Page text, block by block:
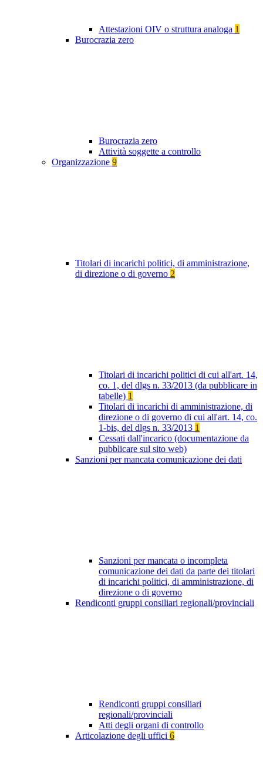
Attestazioni OIV o struttura analoga 1
Burocrazia zero
Burocrazia zero
Attività soggette a controllo
Organizzazione 9
Titolari di incarichi politici, di amministrazione,
di direzione o di governo 2
Titolari di incarichi politici di cui all'art. 14,
co. 1, del dlgs n. 33/2013 (da pubblicare in
tabelle) 1
Titolari di incarichi di amministrazione, di
direzione o di governo di cui all'art. 14, co.
1-bis, del dlgs n. 33/2013 1
Cessati dall'incarico (documentazione da
pubblicare sul sito web)
Sanzioni per mancata comunicazione dei dati
Sanzioni per mancata o incompleta
comunicazione dei dati da parte dei titolari
di incarichi politici, di amministrazione, di
direzione o di governo
Rendiconti gruppi consiliari regionali/provinciali
Rendiconti gruppi consiliari
regionali/provinciali
Atti degli organi di controllo
Articolazione degli uffici 6